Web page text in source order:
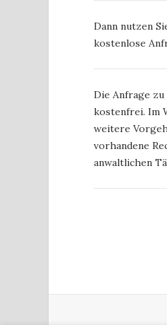
Dann nutzen
kostenlose
Die Anfrage
kostenfrei. Im
weitere
vorhandene
anwaltlichen